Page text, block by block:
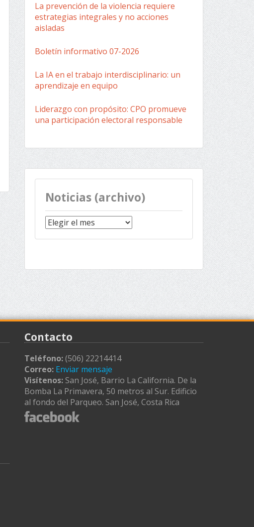
La prevención de la violencia requiere
estrategias integrales y no acciones
aisladas
Boletín informativo 07-2026
La IA en el trabajo interdisciplinario: un
aprendizaje en equipo
Liderazgo con propósito: CPO promueve
una participación electoral responsable
Noticias (archivo)
Noticias
(archivo)
Contacto
Teléfono:(506) 22214414
Correo: Enviar mensaje
Visítenos: San José, Barrio La California. De la
Bomba La Primavera, 50 metros al Sur. Edificio
al fondo del Parqueo. San José, Costa Rica